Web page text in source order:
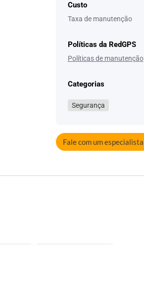
Custo
Taxa de manutenção
Políticas da RedGPS
Políticas de manutenção
Categorias
Segurança
Fale com um especialista